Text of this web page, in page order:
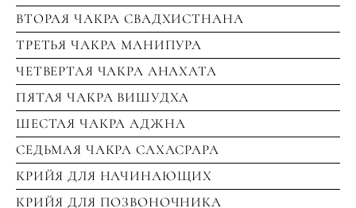
ВТОРАЯ ЧАКРА СВАДХИСТНАНА
ТРЕТЬЯ ЧАКРА МАНИПУРА
ЧЕТВЕРТАЯ ЧАКРА АНАХАТА
ПЯТАЯ ЧАКРА ВИШУДХА
ШЕСТАЯ ЧАКРА АДЖНА
СЕДЬМАЯ ЧАКРА САХАСРАРА
КРИЙЯ ДЛЯ НАЧИНАЮЩИХ
КРИЙЯ ДЛЯ ПОЗВОНОЧНИКА